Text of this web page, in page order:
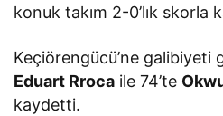
konuk takım 2-0’lık skorla
Keçiörengücü’ne galibiyeti
Eduart Rroca ile 74’te
kaydetti.